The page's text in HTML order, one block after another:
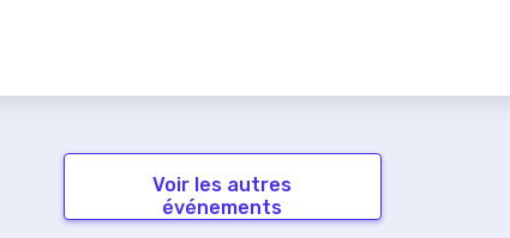
Voir les autres
événements